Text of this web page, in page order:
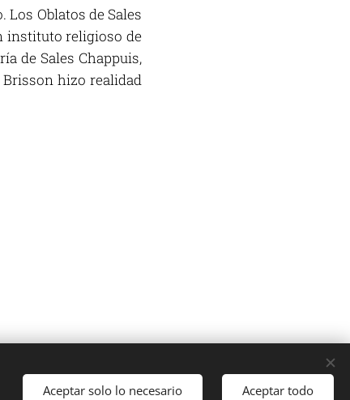
Oblatos de Sales
instituto religioso de
de Sales Chappuis,
hizo realidad
Cookies
Aceptar solo lo necesario Aceptar todo